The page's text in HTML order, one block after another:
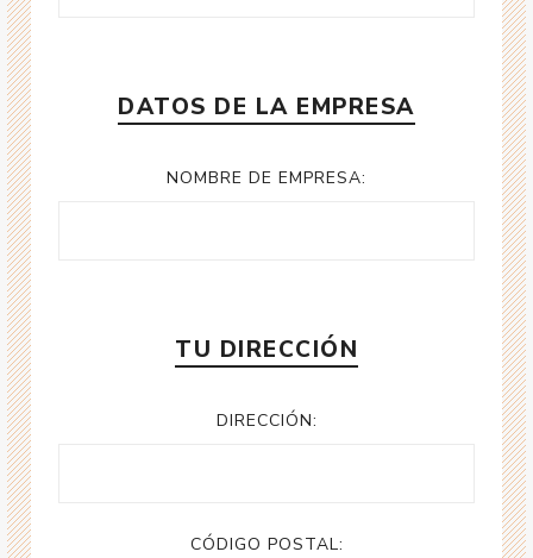
DATOS DE LA EMPRESA
NOMBRE DE EMPRESA:
TU DIRECCIÓN
DIRECCIÓN:
CÓDIGO POSTAL: